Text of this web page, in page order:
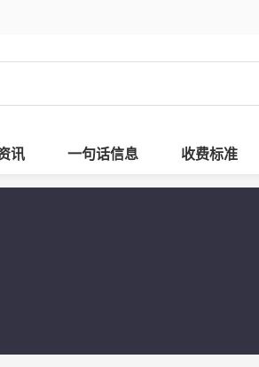
讯 一句话信息 收费标准